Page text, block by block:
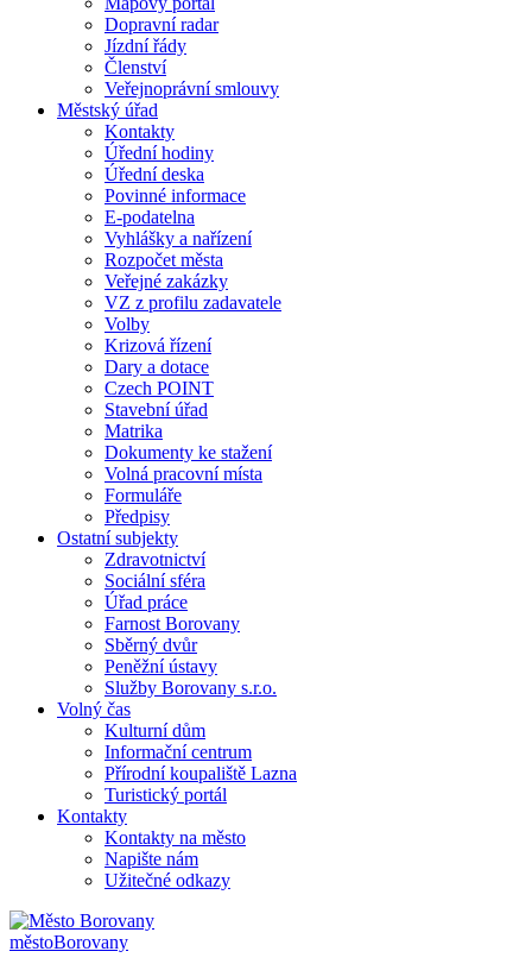
Dopravní radar
Jízdní řády
Členství
Veřejnoprávní smlouvy
Městský úřad
Kontakty
Úřední hodiny
Úřední deska
Povinné informace
E-podatelna
Vyhlášky a nařízení
Rozpočet města
Veřejné zakázky
VZ z profilu zadavatele
Volby
Krizová řízení
Dary a dotace
Czech POINT
Stavební úřad
Matrika
Dokumenty ke stažení
Volná pracovní místa
Formuláře
Předpisy
Ostatní subjekty
Zdravotnictví
Sociální sféra
Úřad práce
Farnost Borovany
Sběrný dvůr
Peněžní ústavy
Služby Borovany s.r.o.
Volný čas
Kulturní dům
Informační centrum
Přírodní koupaliště Lazna
Turistický portál
Kontakty
Kontakty na město
Napište nám
Užitečné odkazy
městoBorovany